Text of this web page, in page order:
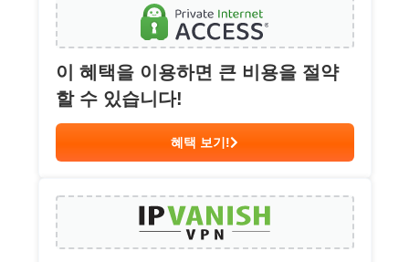
이 혜택을 이용하면 큰 비용을 절약
할 수 있습니다!
혜택 보기!